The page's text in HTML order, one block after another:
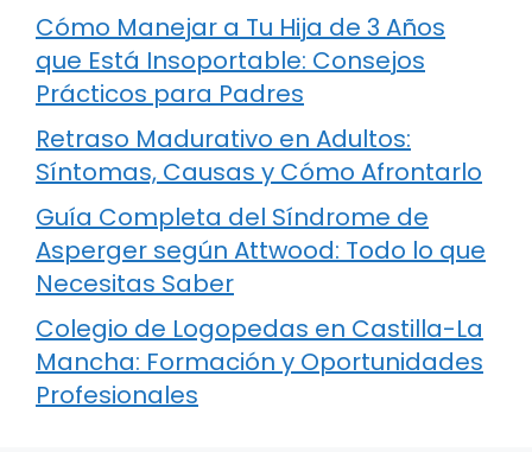
Cómo Manejar a Tu Hija de 3 Años
que Está Insoportable: Consejos
Prácticos para Padres
Retraso Madurativo en Adultos:
Síntomas, Causas y Cómo Afrontarlo
Guía Completa del Síndrome de
Asperger según Attwood: Todo lo que
Necesitas Saber
Colegio de Logopedas en Castilla-La
Mancha: Formación y Oportunidades
Profesionales